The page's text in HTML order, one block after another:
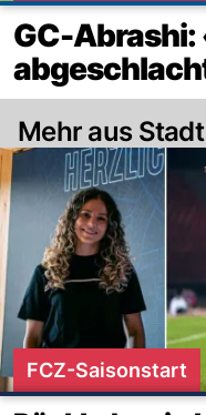
GC-Abrashi:
Mehr aus
FCZ-Saisonstart